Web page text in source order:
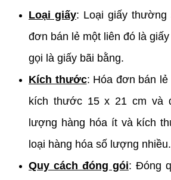
Loại giấy: Loại giấy
đơn bán lẻ một liên đó là
gọi là giấy bãi bằng.
Kích thước: Hóa đơn bán
kích thước 15 x 21 cm và
lượng hàng hóa ít và kích
loại hàng hóa số lượng nhiều.
Quy cách đóng gói: Đóng